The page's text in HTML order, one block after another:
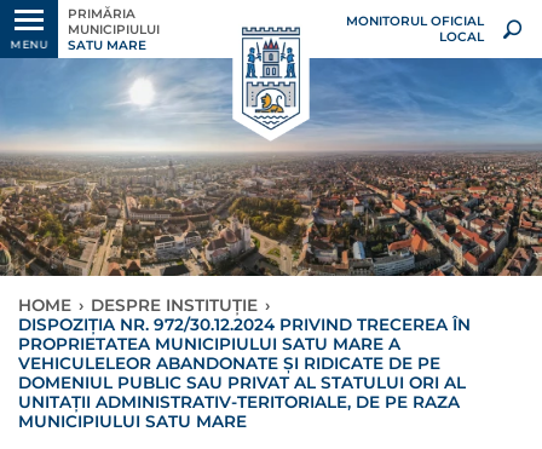
MENU
PRIMĂRIA
MUNICIPIULUI
SATU MARE
MONITORUL OFICIAL
LOCAL
HOME › DESPRE INSTITUȚIE ›
DISPOZIȚIA NR. 972/30.12.2024 PRIVIND TRECEREA ÎN
PROPRIETATEA MUNICIPIULUI SATU MARE A
VEHICULELEOR ABANDONATE ȘI RIDICATE DE PE
DOMENIUL PUBLIC SAU PRIVAT AL STATULUI ORI AL
UNITAȚII ADMINISTRATIV-TERITORIALE, DE PE RAZA
MUNICIPIULUI SATU MARE